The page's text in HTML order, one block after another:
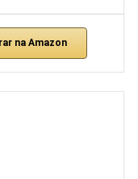
na Amazon